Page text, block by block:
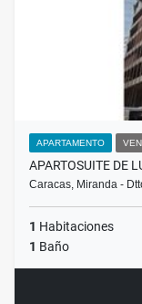
APARTAMENTO
APARTOSUITE DE
Caracas, Miranda -
1 Habitaciones
1 Baño